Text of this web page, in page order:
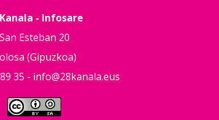
- Infosare
San Esteban 20
(Gipuzkoa)
35 - info@28kanala.eus